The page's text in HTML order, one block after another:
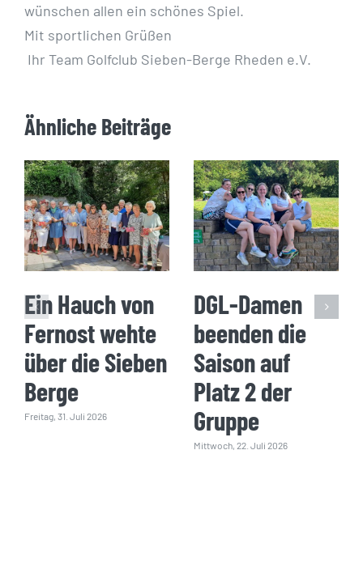
wünschen allen ein schönes Spiel.
Mit sportlichen Grüßen
Ihr Team Golfclub Sieben-Berge Rheden e.V.
Ähnliche Beiträge
Ein Hauch von
Fernost wehte
über die Sieben
Berge
Freitag, 31. Juli 2026
DGL-Damen
beenden die
Saison auf
Platz 2 der
Gruppe
Mittwoch, 22. Juli 2026